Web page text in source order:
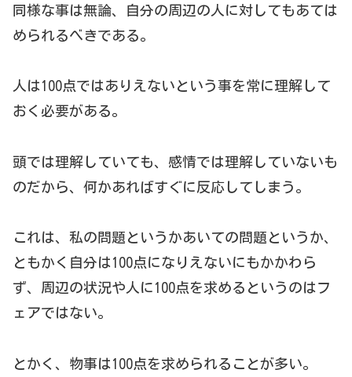
同様な事は無論、自分の周辺の人に対してもあては
められるべきである。
人は100点ではありえないという事を常に理解して
おく必要がある。
頭では理解していても、感情では理解していないも
のだから、何かあればすぐに反応してしまう。
これは、私の問題というかあいての問題というか、
ともかく自分は100点になりえないにもかかわら
ず、周辺の状況や人に100点を求めるというのはフ
ェアではない。
とかく、物事は100点を求められることが多い。